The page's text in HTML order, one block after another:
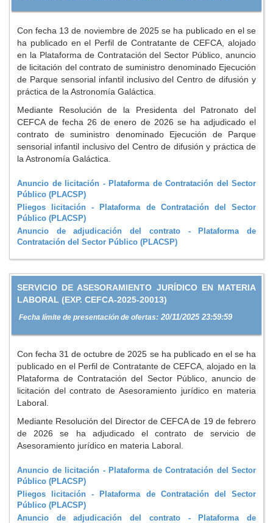
Con fecha 13 de noviembre de 2025 se ha publicado en el se
ha publicado en el Perfil de Contratante de CEFCA, alojado
en la Plataforma de Contratación del Sector Público, anuncio
de licitación del contrato de suministro denominado Ejecución
de Parque sensorial infantil inclusivo del Centro de difusión y
práctica de la Astronomía Galáctica.
Mediante Resolución de la Presidenta del Patronato del
CEFCA de fecha 26 de enero de 2026 se ha adjudicado el
contrato de suministro denominado Ejecución de Parque
sensorial infantil inclusivo del Centro de difusión y práctica de
la Astronomía Galáctica.
Anuncio de licitación - Plataforma de Contratación del Sector
Público (PLACSP)
Pliegos licitación - Plataforma de Contratación del Sector
Público (PLACSP)
Anuncio de adjudicación del contrato - Plataforma de
Contratación del Sector Público (PLACSP)
SERVICIO DE ASESORAMIENTO JURÍDICO EN MATERIA
LABORAL (EXP. CEFCA-2025-20013)
Fecha límite de presentación de ofertas: 20/11/2025 23:59:59
Con fecha 31 de octubre de 2025 se ha publicado en el se ha
publicado en el Perfil de Contratante de CEFCA, alojado en la
Plataforma de Contratación del Sector Público, anuncio de
licitación del contrato de Asesoramiento jurídico en materia
Laboral.
Mediante Resolución del Director de CEFCA de 19 de febrero
de 2026 se ha adjudicado el contrato de servicio de
Asesoramiento jurídico en materia Laboral.
Anuncio de licitación - Plataforma de Contratación del Sector
Público (PLACSP)
Pliegos licitación - Plataforma de Contratación del Sector
Público (PLACSP)
Anuncio de adjudicación del contrato - Plataforma de